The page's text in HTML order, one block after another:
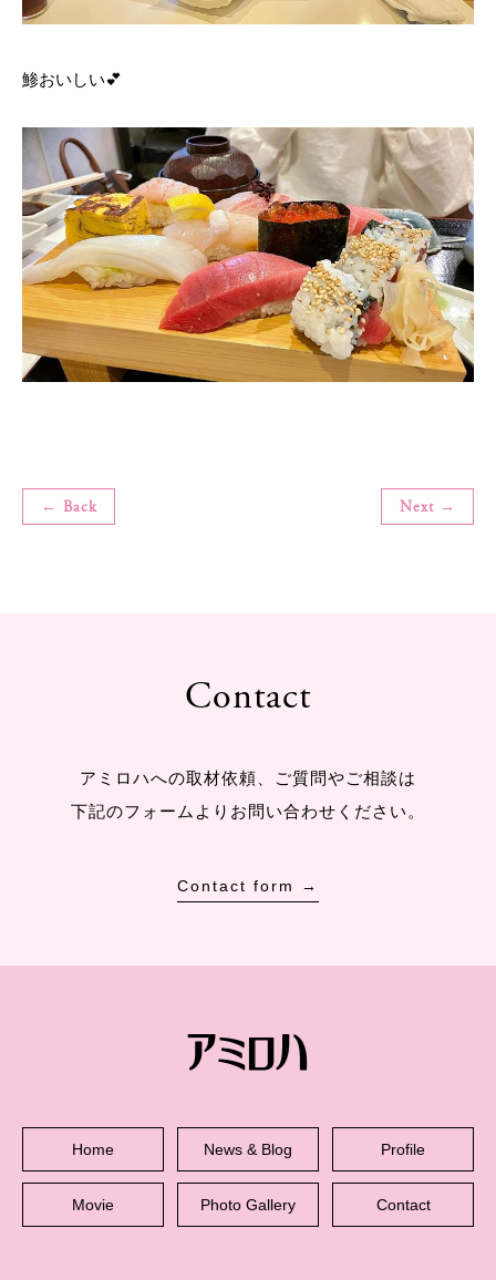
鯵おいしい💕
← Back Next →
Contact
アミロハへの取材依頼、ご質問やご相談は
下記のフォームよりお問い合わせください。
Contact form →
Home News & Blog Profile
Movie Photo Gallery Contact